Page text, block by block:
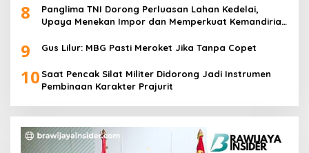
8
Panglima TNI Dorong Perluasan Lahan Kedelai,
Upaya Menekan Impor dan Memperkuat Kemandirian
9 Gus Lilur: MBG Pasti Meroket Jika Tanpa Copet
10 Saat Pencak Silat Militer Didorong Jadi Instrumen
Pembinaan Karakter Prajurit